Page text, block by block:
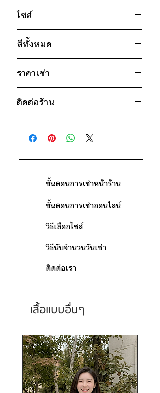
ไซส์
ไซส์ : XL
อก 52" / เอว 48" / สะโพก ฟรีไซส์ /
ไหล่กว้าง 21" / วงแขน 26" / ยาว
24"
สีทั้งหมด
น้ำเงิน
ราคาเช่า
คืน)
ติดต่อร้านเพื่อสอบถามราคา
ติดต่อร้าน
ดูแผนที่ร้าน
ขั้นตอนการเช่าหน้าร้าน
ขั้นตอนการเช่าออนไลน์
วิธีเลือกไซส์
วิธีนับจำนวนวันเช่า
ติดต่อเรา
เสื้อแบบอื่นๆ